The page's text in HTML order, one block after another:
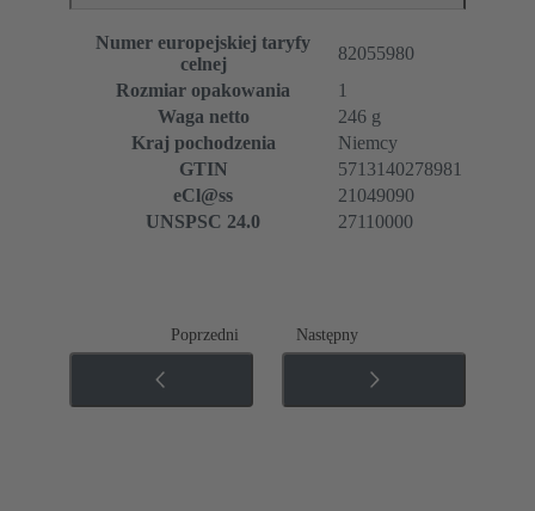
Numer europejskiej taryfy
celnej
82055980
Rozmiar opakowania
1
Waga netto
246 g
Kraj pochodzenia
Niemcy
GTIN
5713140278981
eCl@ss
21049090
UNSPSC 24.0
27110000
Poprzedni Następny